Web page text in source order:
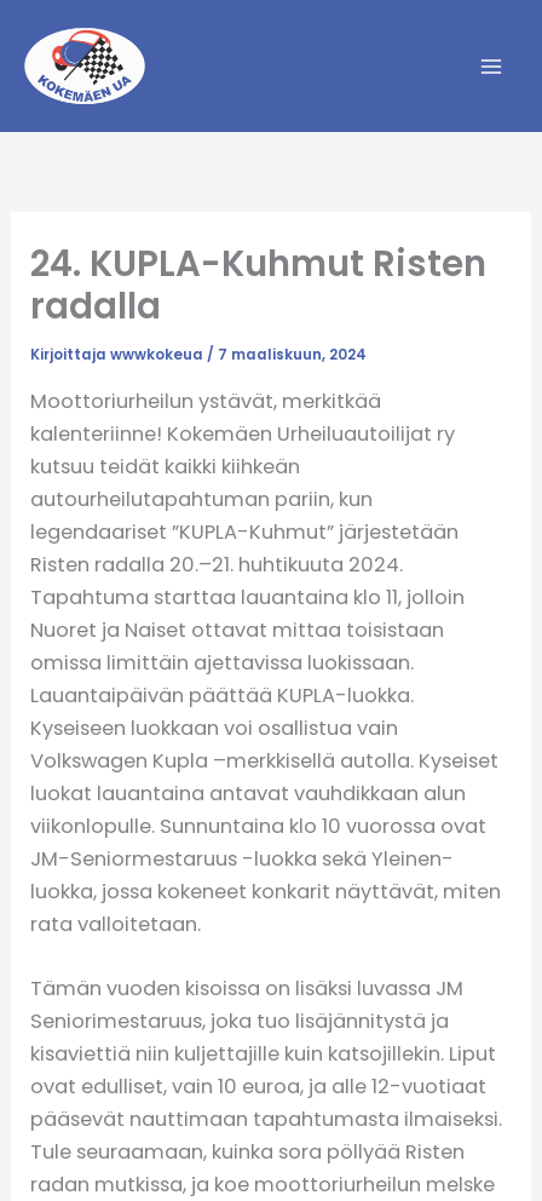
sisältöön
24. KUPLA-Kuhmut Risten
radalla
Kirjoittajawwwkokeua / 7 maaliskuun, 2024
Moottoriurheilun ystävät, merkitkää
kalenteriinne! Kokemäen Urheiluautoilijat ry
kutsuu teidät kaikki kiihkeän
autourheilutapahtuman pariin, kun
legendaariset ”KUPLA-Kuhmut” järjestetään
Risten radalla 20.–21. huhtikuuta 2024.
Tapahtuma starttaa lauantaina klo 11, jolloin
Nuoret ja Naiset ottavat mittaa toisistaan
omissa limittäin ajettavissa luokissaan.
Lauantaipäivän päättää KUPLA-luokka.
Kyseiseen luokkaan voi osallistua vain
Volkswagen Kupla –merkkisellä autolla. Kyseiset
luokat lauantaina antavat vauhdikkaan alun
viikonlopulle. Sunnuntaina klo 10 vuorossa ovat
JM-Seniormestaruus -luokka sekä Yleinen-
luokka, jossa kokeneet konkarit näyttävät, miten
rata valloitetaan.
Tämän vuoden kisoissa on lisäksi luvassa JM
Seniorimestaruus, joka tuo lisäjännitystä ja
kisaviettiä niin kuljettajille kuin katsojillekin. Liput
ovat edulliset, vain 10 euroa, ja alle 12-vuotiaat
pääsevät nauttimaan tapahtumasta ilmaiseksi.
Tule seuraamaan, kuinka sora pöllyää Risten
radan mutkissa, ja koe moottoriurheilun melske